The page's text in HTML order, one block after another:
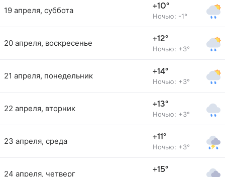
19 апреля, суббота +10°
Ночью: -1°
20 апреля, воскресенье +12°
Ночью: +3°
21 апреля, понедельник +14°
Ночью: +3°
22 апреля, вторник +13°
Ночью: +3°
23 апреля, среда +11°
Ночью: +3°
24 апреля, четверг +15°